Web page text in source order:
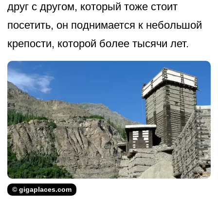
друг с другом, который тоже стоит
посетить, он поднимается к небольшой
крепости, которой более тысячи лет.
© gigaplaces.com